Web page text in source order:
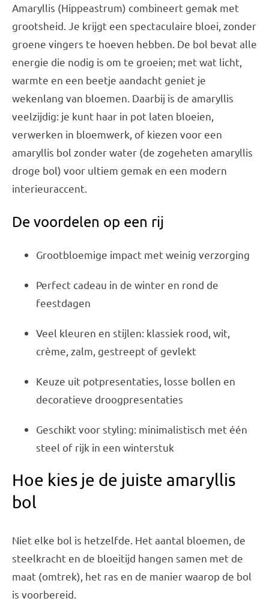
Amaryllis (Hippeastrum) combineert gemak met
grootsheid. Je krijgt een spectaculaire bloei, zonder
groene vingers te hoeven hebben. De bol bevat alle
energie die nodig is om te groeien; met wat licht,
warmte en een beetje aandacht geniet je
wekenlang van bloemen. Daarbij is de amaryllis
veelzijdig: je kunt haar in pot laten bloeien,
verwerken in bloemwerk, of kiezen voor een
amaryllis bol zonder water (de zogeheten amaryllis
droge bol) voor ultiem gemak en een modern
interieuraccent.
De voordelen op een rij
Grootbloemige impact met weinig verzorging
Perfect cadeau in de winter en rond de
feestdagen
Veel kleuren en stijlen: klassiek rood, wit,
crème, zalm, gestreept of gevlekt
Keuze uit potpresentaties, losse bollen en
decoratieve droogpresentaties
Geschikt voor styling: minimalistisch met één
steel of rijk in een winterstuk
Hoe kies je de juiste amaryllis
bol
Niet elke bol is hetzelfde. Het aantal bloemen, de
steelkracht en de bloeitijd hangen samen met de
maat (omtrek), het ras en de manier waarop de bol
is voorbereid.